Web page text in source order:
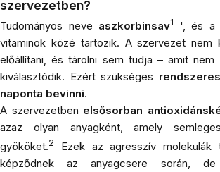
szervezetben?
Tudományos neve aszkorbinsav1 ', és a
vitaminok közé tartozik. A szervezet nem
előállítani, és tárolni sem tudja – amit nem
kiválasztódik. Ezért szükséges
naponta bevinni.
A szervezetben elsősorban
azaz olyan anyagként, amely
gyököket.2
Ezek az agresszív molekulák
képződnek az anyagcsere során, de